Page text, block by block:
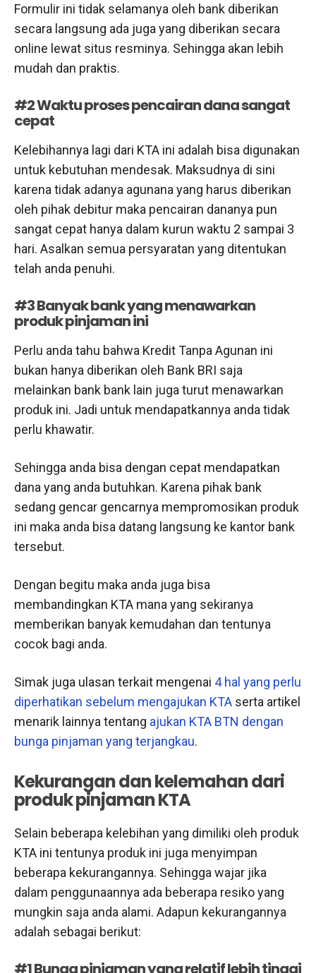
Formulir ini tidak selamanya oleh bank diberikan
secara langsung ada juga yang diberikan secara
online lewat situs resminya. Sehingga akan lebih
mudah dan praktis.
#2 Waktu proses pencairan dana sangat
cepat
Kelebihannya lagi dari KTA ini adalah bisa digunakan
untuk kebutuhan mendesak. Maksudnya di sini
karena tidak adanya agunana yang harus diberikan
oleh pihak debitur maka pencairan dananya pun
sangat cepat hanya dalam kurun waktu 2 sampai 3
hari. Asalkan semua persyaratan yang ditentukan
telah anda penuhi.
#3 Banyak bank yang menawarkan
produk pinjaman ini
Perlu anda tahu bahwa Kredit Tanpa Agunan ini
bukan hanya diberikan oleh Bank BRI saja
melainkan bank bank lain juga turut menawarkan
produk ini. Jadi untuk mendapatkannya anda tidak
perlu khawatir.
Sehingga anda bisa dengan cepat mendapatkan
dana yang anda butuhkan. Karena pihak bank
sedang gencar gencarnya mempromosikan produk
ini maka anda bisa datang langsung ke kantor bank
tersebut.
Dengan begitu maka anda juga bisa
membandingkan KTA mana yang sekiranya
memberikan banyak kemudahan dan tentunya
cocok bagi anda.
Simak juga ulasan terkait mengenai 4 hal yang perlu
diperhatikan sebelum mengajukan KTA serta artikel
menarik lainnya tentang ajukan KTA BTN dengan
bunga pinjaman yang terjangkau.
Kekurangan dan kelemahan dari
produk pinjaman KTA
Selain beberapa kelebihan yang dimiliki oleh produk
KTA ini tentunya produk ini juga menyimpan
beberapa kekurangannya. Sehingga wajar jika
dalam penggunaannya ada beberapa resiko yang
mungkin saja anda alami. Adapun kekurangannya
adalah sebagai berikut:
#1 Bunga pinjaman yang relatif lebih tinggi